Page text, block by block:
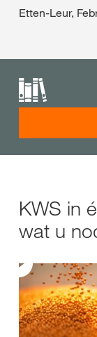
Etten-Leur,
KWS in
wat u